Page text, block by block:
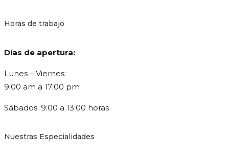
Horas de trabajo
Días de apertura:
Lunes – Viernes:
9:00 am a 17:00 pm
Sábados: 9:00 a 13:00 horas
Nuestras Especialidades